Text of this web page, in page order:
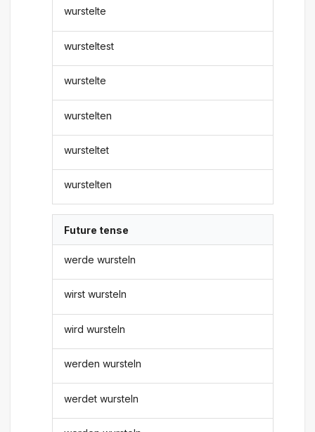
wurstelte
wursteltest
wurstelte
wurstelten
wursteltet
wurstelten
Future tense
werde wursteln
wirst wursteln
wird wursteln
werden wursteln
werdet wursteln